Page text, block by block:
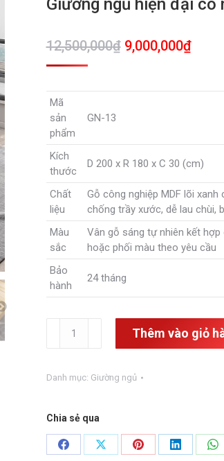
Giường ngủ hiện đại có
12,500,000₫ Giá
là:
9,000,000₫Giá
tại
Mã
sản
phẩm
GN-13
Kích
thước
D 200 x R 180 x C 30 (cm)
Chất
liệu
Gỗ công nghiệp MDF lõi xanh
chống trầy xước, dễ lau chùi,
Màu
sắc
Vân gỗ sáng tự nhiên kết
hoặc phối màu theo yêu cầu
Bảo
hành
24 tháng
kéo
GN-
Thêm vào giỏ
Danh mục: Giường ngủ
Chia sẻ qua
Share
Share
Share
Share